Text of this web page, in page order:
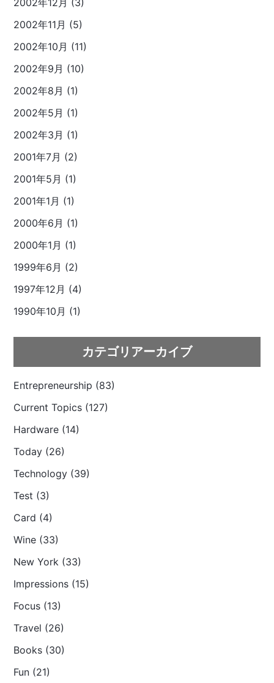
2002年12月 (3)
2002年11月 (5)
2002年10月 (11)
2002年9月 (10)
2002年8月 (1)
2002年5月 (1)
2002年3月 (1)
2001年7月 (2)
2001年5月 (1)
2001年1月 (1)
2000年6月 (1)
2000年1月 (1)
1999年6月 (2)
1997年12月 (4)
1990年10月 (1)
カテゴリアーカイブ
Entrepreneurship (83)
Current Topics (127)
Hardware (14)
Today (26)
Technology (39)
Test (3)
Card (4)
Wine (33)
New York (33)
Impressions (15)
Focus (13)
Travel (26)
Books (30)
Fun (21)